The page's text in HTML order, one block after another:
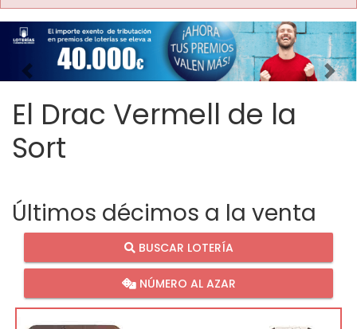
Imagen anterior
El Drac Vermell de la
Sort
Últimos décimos a la venta
BUSCAR LOTERÍA
NÚMERO AL AZAR